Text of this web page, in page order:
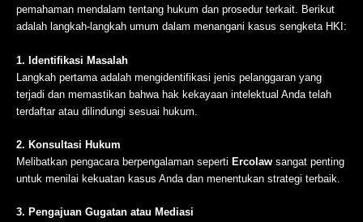
pemahaman mendalam tentang hukum dan prosedur terkait. Berikut
adalah langkah-langkah umum dalam menangani kasus sengketa HKI:
1. Identifikasi Masalah
Langkah pertama adalah mengidentifikasi jenis pelanggaran yang
terjadi dan memastikan bahwa hak kekayaan intelektual Anda telah
terdaftar atau dilindungi sesuai hukum.
2. Konsultasi Hukum
Melibatkan pengacara berpengalaman seperti Ercolaw sangat penting
untuk menilai kekuatan kasus Anda dan menentukan strategi terbaik.
3. Pengajuan Gugatan atau Mediasi